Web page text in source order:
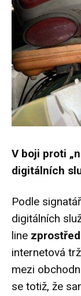
V boji proti
digitálních
Podle
digitálních
line
internetová
mezi
se totiž, že